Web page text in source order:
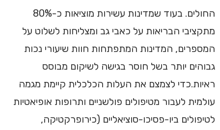
החולים. בעוד שמדינות עשירות מוציאות כ-80%
מתקציבי הבריאות על כאבי גב ומצליחות לשלוט על
המספרים, המדינות המתפתחות חוות שיעורי נכות
גבוהים יותר בשל חוסר בגישה לשיקום מבוסס
ראיות.כדי לצמצם את העלות הכלכלית קיימת מגמה
עולמית לעבור מטיפולים פולשניים ותרופות אופיאטיות
לטיפולים ביו-פסיכו-סוציאליים (כירופרקטיקה,